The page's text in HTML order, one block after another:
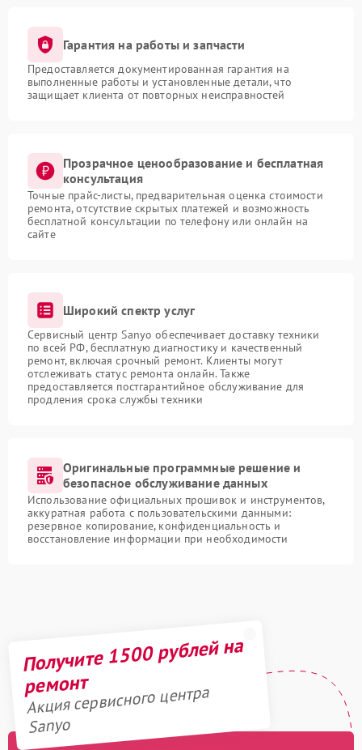
Гарантия на работы и запчасти
Предоставляется документированная гарантия на
выполненные работы и установленные детали, что
защищает клиента от повторных неисправностей
Прозрачное ценообразование и бесплатная
консультация
Точные прайс-листы, предварительная оценка стоимости
ремонта, отсутствие скрытых платежей и возможность
бесплатной консультации по телефону или онлайн на
сайте
Широкий спектр услуг
Сервисный центр Sanyo обеспечивает доставку техники
по всей РФ, бесплатную диагностику и качественный
ремонт, включая срочный ремонт. Клиенты могут
отслеживать статус ремонта онлайн. Также
предоставляется постгарантийное обслуживание для
продления срока службы техники
Оригинальные программные решение и
безопасное обслуживание данных
Использование официальных прошивок и инструментов,
аккуратная работа с пользовательскими данными:
резервное копирование, конфиденциальность и
восстановление информации при необходимости
Получите 1500 рублей на
ремонт
Акция сервисного центра
Sanyo